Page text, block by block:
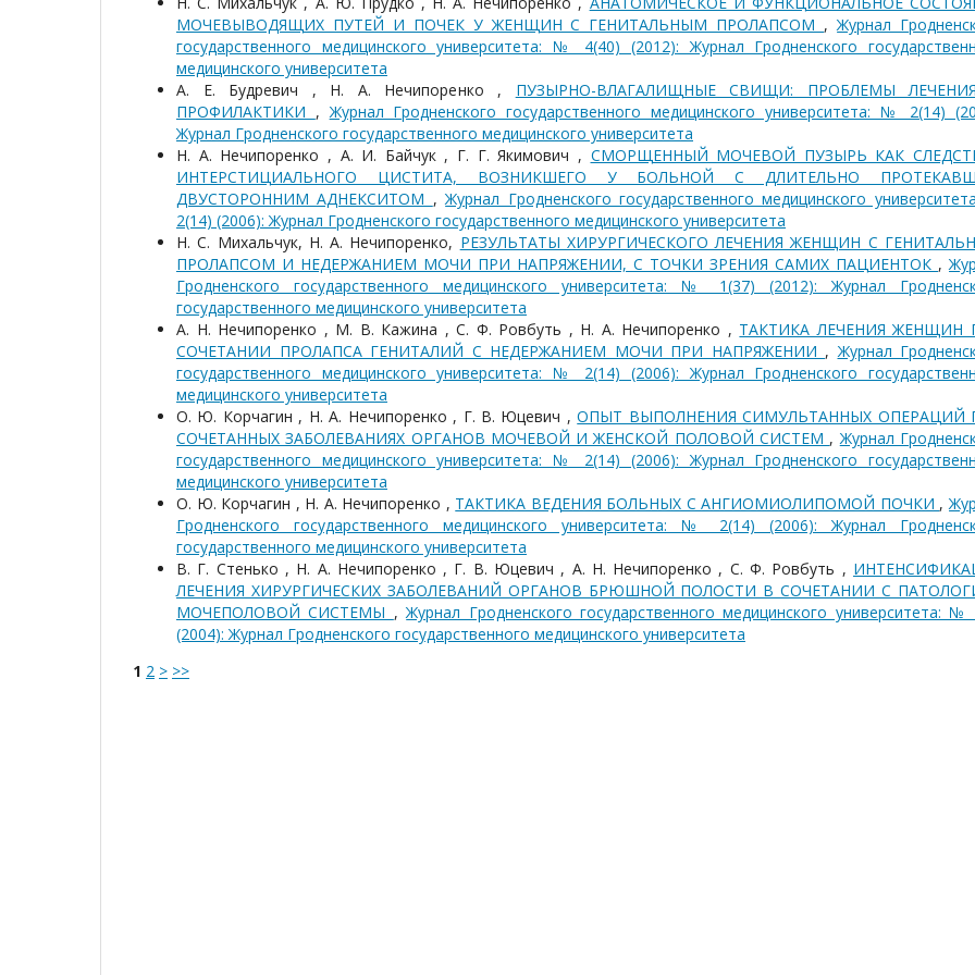
МОЧЕВЫВОДЯЩИХ ПУТЕЙ И ПОЧЕК У ЖЕНЩИН С ГЕНИТАЛЬНЫМ ПРОЛАПСОМ ,Журнал
государственного медицинского университета: № 4(40) (2012): Журнал Гродненского
медицинского университета
А. Е. Будревич , Н. А. Нечипоренко , ПУЗЫРНО-ВЛАГАЛИЩНЫЕ СВИЩИ: ПРОБЛЕМЫ
ПРОФИЛАКТИКИ ,Журнал Гродненского государственного медицинского университета: № 2(14)
Журнал Гродненского государственного медицинского университета
Н. А. Нечипоренко , А. И. Байчук , Г. Г. Якимович , СМОРЩЕННЫЙ МОЧЕВОЙ ПУЗЫРЬ КАК
ИНТЕРСТИЦИАЛЬНОГО ЦИСТИТА, ВОЗНИКШЕГО У БОЛЬНОЙ С ДЛИТЕЛЬНО
ДВУСТОРОННИМ АДНЕКСИТОМ ,Журнал Гродненского государственного медицинского
2(14) (2006): Журнал Гродненского государственного медицинского университета
Н. С. Михальчук, Н. А. Нечипоренко, РЕЗУЛЬТАТЫ ХИРУРГИЧЕСКОГО ЛЕЧЕНИЯ ЖЕНЩИН С
ПРОЛАПСОМ И НЕДЕРЖАНИЕМ МОЧИ ПРИ НАПРЯЖЕНИИ, С ТОЧКИ ЗРЕНИЯ САМИХ ПАЦИЕНТОК ,
Гродненского государственного медицинского университета: № 1(37) (2012): Журнал
государственного медицинского университета
А. Н. Нечипоренко , М. В. Кажина , С. Ф. Ровбуть , Н. А. Нечипоренко , ТАКТИКА ЛЕЧЕНИЯ ЖЕНЩИН
СОЧЕТАНИИ ПРОЛАПСА ГЕНИТАЛИЙ С НЕДЕРЖАНИЕМ МОЧИ ПРИ НАПРЯЖЕНИИ ,Журнал
государственного медицинского университета: № 2(14) (2006): Журнал Гродненского
медицинского университета
О. Ю. Корчагин , Н. А. Нечипоренко , Г. В. Юцевич ,ОПЫТ ВЫПОЛНЕНИЯ СИМУЛЬТАННЫХ ОПЕРАЦИЙ
СОЧЕТАННЫХ ЗАБОЛЕВАНИЯХ ОРГАНОВ МОЧЕВОЙ И ЖЕНСКОЙ ПОЛОВОЙ СИСТЕМ ,Журнал
государственного медицинского университета: № 2(14) (2006): Журнал Гродненского
медицинского университета
О. Ю. Корчагин , Н. А. Нечипоренко , ТАКТИКА ВЕДЕНИЯ БОЛЬНЫХ С АНГИОМИОЛИПОМОЙ ПОЧКИ ,
Гродненского государственного медицинского университета: № 2(14) (2006): Журнал
государственного медицинского университета
В. Г. Стенько , Н. А. Нечипоренко , Г. В. Юцевич , А. Н. Нечипоренко , С. Ф. Ровбуть ,
ЛЕЧЕНИЯ ХИРУРГИЧЕСКИХ ЗАБОЛЕВАНИЙ ОРГАНОВ БРЮШНОЙ ПОЛОСТИ В СОЧЕТАНИИ С
МОЧЕПОЛОВОЙ СИСТЕМЫ ,Журнал Гродненского государственного медицинского университета: №
(2004): Журнал Гродненского государственного медицинского университета
1 2 > >>